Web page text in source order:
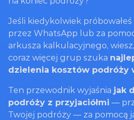
Jeśli kiedykolwiek
przez WhatsApp lub za
arkusza kalkulacyjnego,
coraz więcej grup szuka
dzielenia kosztów podróży
Ten przewodnik wyjaśnia jak
podróży z przyjaciółmi —
Twojej podróży — za pomocą